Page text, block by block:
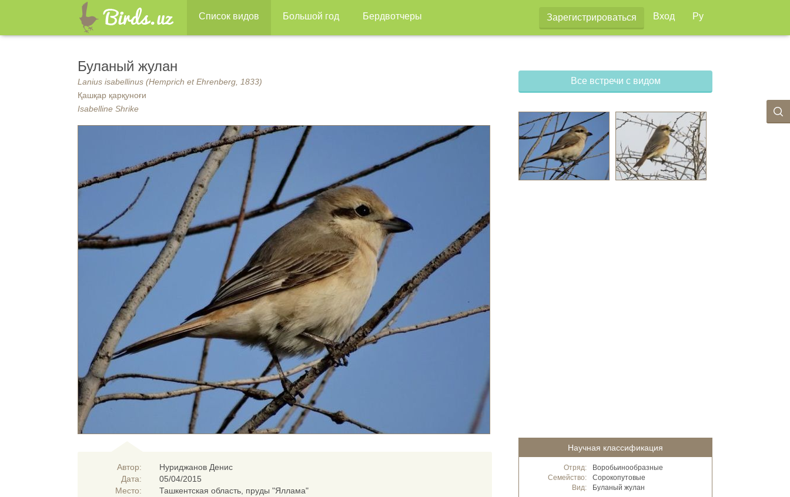
Список видов Большой год Бердвотчеры Зарегистрироваться Вход Ру
Буланый жулан
Lanius isabellinus (Hemprich et Ehrenberg, 1833)
Қашқар қарқуноғи
Isabelline Shrike
Автор:
Дата:
Место:
Нуриджанов Денис
05/04/2015
Ташкентская область, пруды "Яллама"
Все встречи с видом
Научная классификация
Отряд:
Воробьинообразные
Семейство:
Сорокопутовые
Вид:
Буланый жулан